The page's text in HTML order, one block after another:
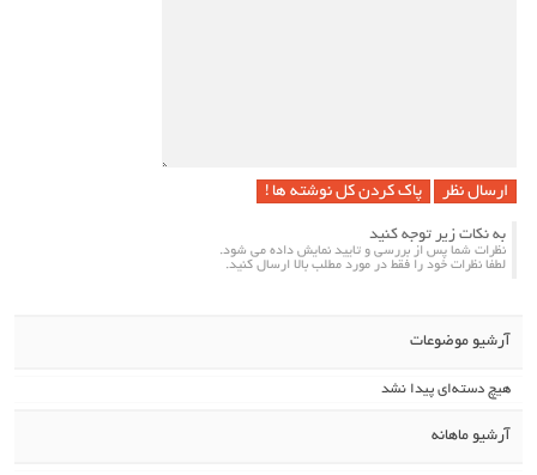
پاک کردن کل نوشته ها !
به نکات زیر توجه کنید
نظرات شما پس از بررسی و تایید نمایش داده می شود.
لطفا نظرات خود را فقط در مورد مطلب بالا ارسال کنید.
آرشیو موضوعات
هیچ دسته‌ای پیدا نشد
آرشیو ماهانه